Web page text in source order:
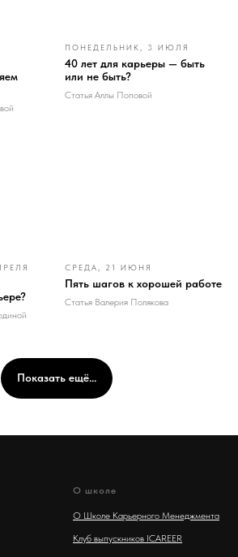
ПОНЕДЕЛЬНИК, 3 ИЮЛЯ
40 лет для карьеры — быть
или не быть?
Статья Аллы Поповой
СРЕДА, 21 ИЮНЯ
Пять шагов к хорошей работе
Статья Валерия Полякова
Показать ещё...
О школе
О Школе Карьерного Менеджмента
Клуб выпускников ICAREER